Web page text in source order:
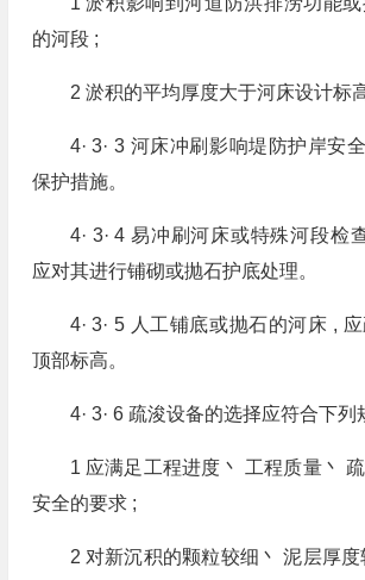
的河段 ;
2 淤积的平均厚度大于河床设计标
4· 3· 3 河床冲刷影响堤防护岸安
保护措施。
4· 3· 4 易冲刷河床或特殊河段检
应对其进行铺砌或抛石护底处理。
4· 3· 5 人工铺底或抛石的河床 ,
顶部标高。
4· 3· 6 疏浚设备的选择应符合下列
1 应满足工程进度丶 工程质量丶
安全的要求 ;
2 对新沉积的颗粒较细丶 泥层厚